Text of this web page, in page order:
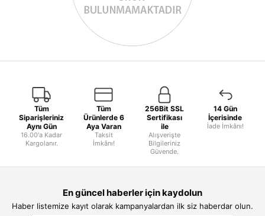
Tüm
Siparişleriniz
Aynı Gün
16.00'a Kadar
Kargolanır.
Tüm
Ürünlerde 6
Aya Varan
Taksit
İmkânı!
256Bit SSL
Sertifikası
ile
Alışverişte
Bilgileriniz
Güvende.
14 Gün
İçerisinde
İade İmkânı!
En güncel haberler için kaydolun
Haber listemize kayıt olarak kampanyalardan ilk siz haberdar olun.